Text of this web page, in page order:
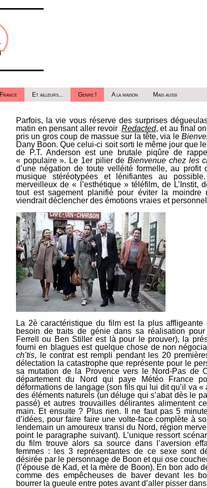
France Et ailleurs... Genre ! A la maison Mais aussi
Parfois, la vie vous réserve des surprises
matin en pensant aller revoir Redacted, et au final
pris un gros coup de massue sur la tête, via le
Dany Boon. Que celui-ci soit sorti le même jour que
de P.T. Anderson est une brutale piqûre de
« populaire ». Le 1er pilier deBienvenue chez les
d’une négation de toute velléité formelle, au profit
musique stéréotypées et lénifiantes au
merveilleux de « l’esthétique » téléfilm, de L’Instit,
tout est sagementplanifié pour éviter la moindre
viendrait déclencher des émotions vraies et
La 2è caractéristique du film est la plus
besoin de traits de génie dans sa réalisation pour
Ferrell ou Ben Stiller est là pour le prouver), la
fourni en blagues est quelque chose de non
ch’tis, le contrat est rempli pendant les 20
délectation la catastrophe que représente pour le
sa mutation de la Provence vers le Nord-Pas de
département du Nord qui paye Météo France
déformations de langage (son fils qui lui dit qu’il va
des éléments naturels (un déluge qui s’abat dès le
passé) et autres trouvailles délirantes alimentent
main. Etensuite ? Plus rien. Il ne faut pas 5
d’idées, pour faire faire une volte-face complète à
lendemain un amoureux transi du Nord, région
point le paragraphe suivant). L’unique ressort
du film trouve alors sa source dans l’aversion
femmes : les 3 représentantes de ce sexe sont
désirée par le personnage de Boon et qui ose
(l’épouse deKad, et la mère de Boon). En bon ado
comme des empêcheuses de baver devant les
bourrer la gueule entre potes avant d’aller pisser